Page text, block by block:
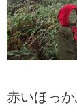
赤いほっ